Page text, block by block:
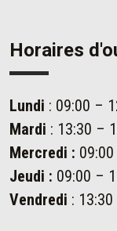
Horaires
Lundi : 09:00 –
Mardi : 13:30 –
Mercredi :
Jeudi : 09:00 –
Vendredi :